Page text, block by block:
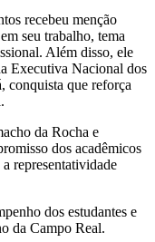
recebeu menção
seu trabalho, tema
Além disso, ele
Executiva Nacional dos
conquista que reforça
da Rocha e
dos acadêmicos
representatividade
dos estudantes e
da Campo Real.